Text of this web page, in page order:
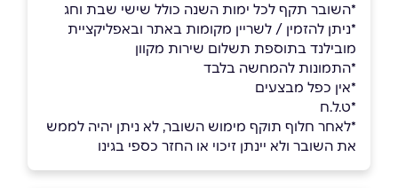
*השובר תקף לכל ימות השנה כולל שישי שבת וחג
*ניתן להזמין / לשריין מקומות באתר ובאפליקציית
מובילנד בתוספת תשלום שירות מקוון
*התמונות להמחשה בלבד
*אין כפל מבצעים
*ט.ל.ח
*לאחר חלוף תוקף מימוש השובר, לא ניתן יהיה לממש
את השובר ולא יינתן זיכוי או החזר כספי בגינו